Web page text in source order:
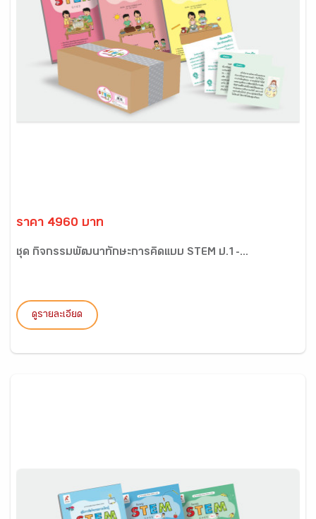
ราคา 4960 บาท
ชุด กิจกรรมพัฒนาทักษะการคิดแบบ STEM ป.1-...
ดูรายละเอียด